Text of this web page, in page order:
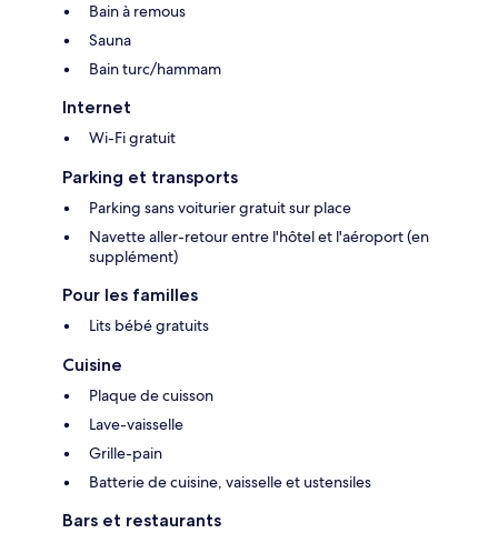
Bain à remous
Sauna
Bain turc/hammam
Internet
Wi-Fi gratuit
Parking et transports
Parking sans voiturier gratuit sur place
Navette aller-retour entre l'hôtel et l'aéroport (en
supplément)
Pour les familles
Lits bébé gratuits
Cuisine
Plaque de cuisson
Lave-vaisselle
Grille-pain
Batterie de cuisine, vaisselle et ustensiles
Bars et restaurants